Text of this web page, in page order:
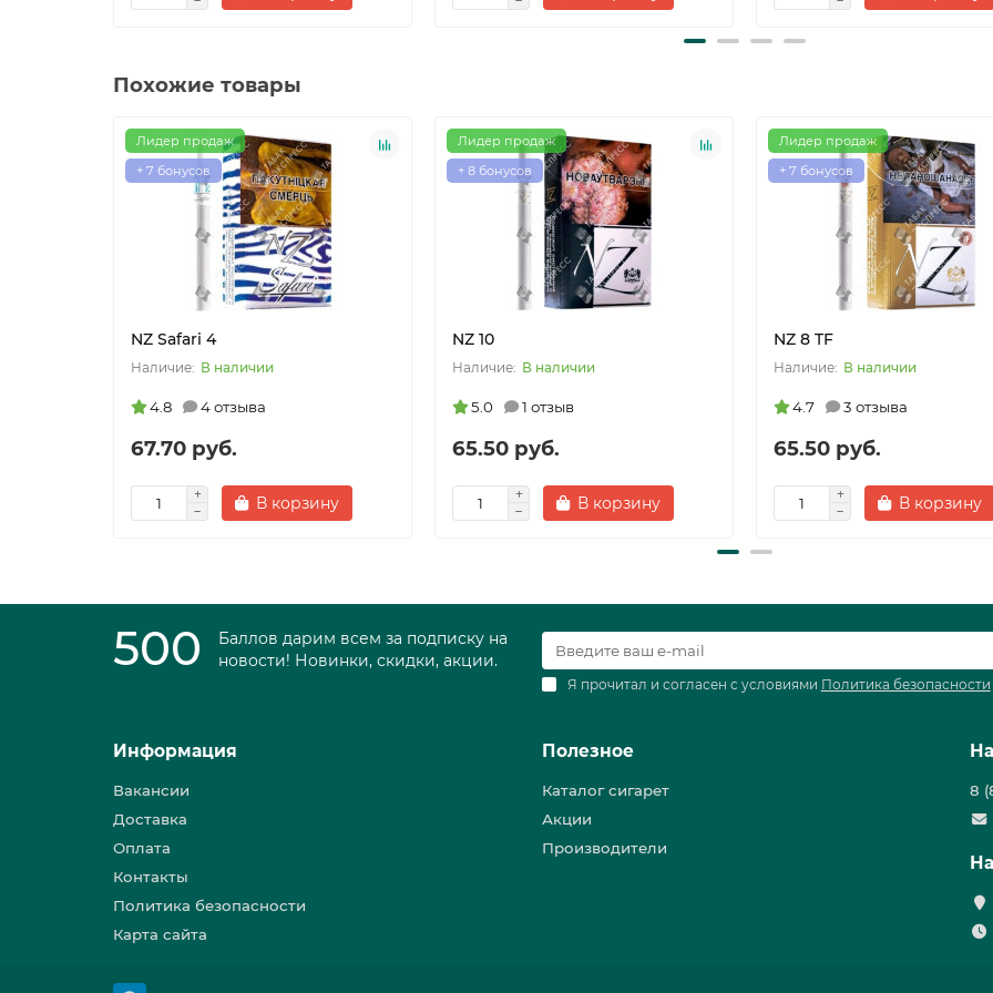
Похожие товары
Лидер продаж
+ 7 бонусов
NZ Safari 4
В наличии
4.8 4 отзыва
67.70 руб.
В корзину
Лидер продаж
+ 8 бонусов
NZ 10
В наличии
5.0 1 отзыв
65.50 руб.
В корзину
Лидер продаж
+ 7 бонусов
NZ 8 TF
В наличии
4.7 3 отзыва
65.50 руб.
В корзину
500
Баллов дарим всем за подписку на
новости! Новинки, скидки, акции.
Я прочитал и согласен с условиями Политика безопасности
Информация
Вакансии
Доставка
Оплата
Контакты
Политика безопасности
Карта сайта
Полезное
Каталог сигарет
Акции
Производители
8